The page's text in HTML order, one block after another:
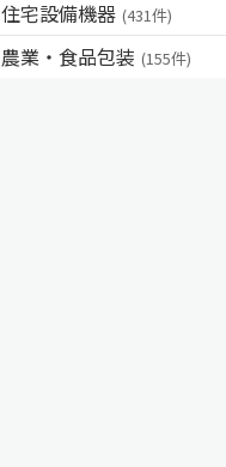
住宅設備機器 (431件)
農業・食品包装 (155件)